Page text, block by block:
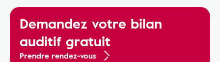
Demandez votre bilan
auditif gratuit
Prendre rendez-vous